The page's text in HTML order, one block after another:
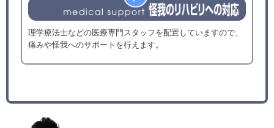
理学療法士などの医療専門スタッフを配置していますので、
痛みや怪我へのサポートを行えます。